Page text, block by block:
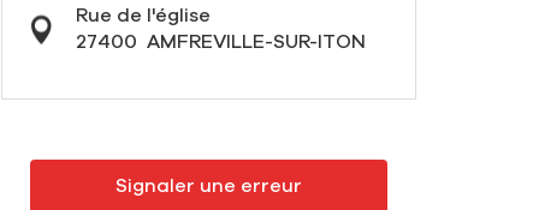
Rue de l'église
27400 AMFREVILLE-SUR-ITON
Signaler une erreur